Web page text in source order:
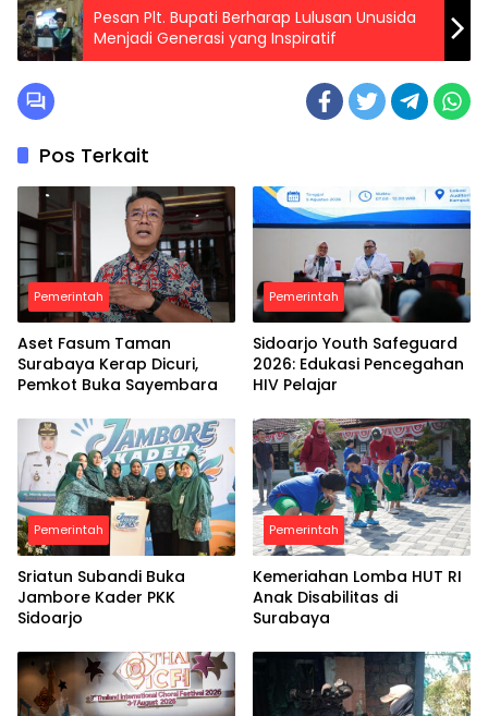
Pesan Plt. Bupati Berharap Lulusan Unusida
Menjadi Generasi yang Inspiratif
Pos Terkait
Pemerintah
Aset Fasum Taman
Surabaya Kerap Dicuri,
Pemkot Buka Sayembara
Pemerintah
Sidoarjo Youth Safeguard
2026: Edukasi Pencegahan
HIV Pelajar
Pemerintah
Sriatun Subandi Buka
Jambore Kader PKK
Sidoarjo
Pemerintah
Kemeriahan Lomba HUT RI
Anak Disabilitas di
Surabaya